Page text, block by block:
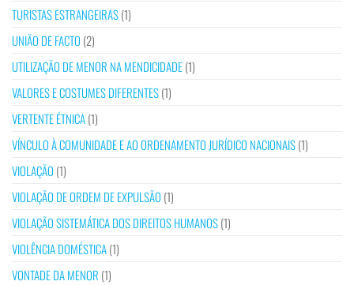
TURISTAS ESTRANGEIRAS(1)
UNIÃO DE FACTO (2)
UTILIZAÇÃO DE MENOR NA MENDICIDADE(1)
VALORES E COSTUMES DIFERENTES(1)
VERTENTE ÉTNICA(1)
VÍNCULO À COMUNIDADE E AO ORDENAMENTO JURÍDICO NACIONAIS(1)
VIOLAÇÃO (1)
VIOLAÇÃO DE ORDEM DE EXPULSÃO (1)
VIOLAÇÃO SISTEMÁTICA DOS DIREITOS HUMANOS(1)
VIOLÊNCIA DOMÉSTICA(1)
VONTADE DA MENOR (1)